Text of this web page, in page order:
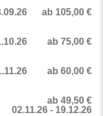
ab 105,00 €
ab 75,00 €
ab 60,00 €
ab 49,50 €
02.11.26 - 19.12.26